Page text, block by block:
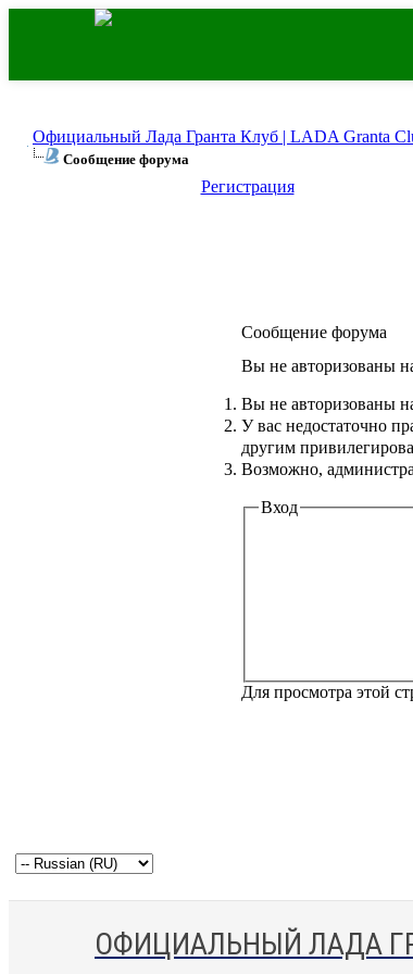
Официальный Лада Гранта Клуб | LADA Granta
Сообщение форума
Регистрация
Сообщение форума
Вы не авторизованы
Вы не авторизованы
У вас недостаточно
другим
Возможно,
Вход
Для просмотра этой
ОФИЦИАЛЬНЫЙ ЛАДА